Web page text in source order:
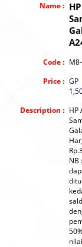
Name : HP
Code :
Price : GP
Description : HP
NB